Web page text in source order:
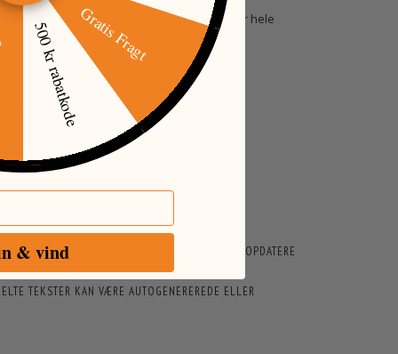
Boa Wire Systemet spænder jævnt over hele
BESTRÆBER VI OS PÅ HURTIGST MULIGT AT OPDATERE
TEKSTER KAN VÆRE AUTOGENEREREDE ELLER
Gratis Fragt
500 kr rabatkode
& vind